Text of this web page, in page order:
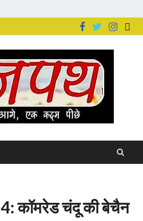
4: कॉमरेड चंदू की बेचैन